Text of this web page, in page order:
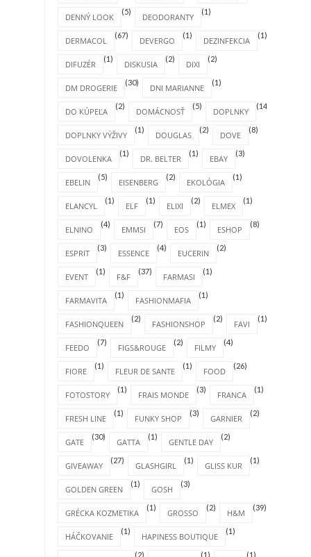
DENNÝ LOOK
(5)
DEODORANTY
(1)
DERMACOL
(67)
DEVERGO
(1)
DEZINFEKCIA
(1)
DIFUZÉR
(1)
DISKUSIA
(2)
DIXI
(2)
DM DROGERIE
(30)
DNI MARIANNE
(1)
DO KÚPEĽA
(2)
DOMÁCNOSŤ
(5)
DOPLNKY
(14)
DOPLNKY VÝŽIVY
(1)
DOUGLAS
(2)
DOVE
(8)
DOVOLENKA
(1)
DR. BELTER
(1)
EBAY
(3)
EBELIN
(5)
EISENBERG
(2)
EKOLÓGIA
(1)
ELANCYL
(1)
ELF
(1)
ELIXI
(2)
ELMEX
(1)
ELNINO
(4)
EMMSI
(7)
EOS
(1)
ESHOP
(8)
ESPRIT
(3)
ESSENCE
(4)
EUCERIN
(2)
EVENT
(1)
F&F
(37)
FARMASI
(1)
FARMAVITA
(1)
FASHIONMAFIA
(1)
FASHIONQUEEN
(2)
FASHIONSHOP
(2)
FAVI
(1)
FEEDO
(7)
FIGS&ROUGE
(2)
FILMY
(4)
FIORE
(1)
FLEUR DE SANTE
(1)
FOOD
(26)
FOTOSTORY
(1)
FRAIS MONDE
(3)
FRANCA
(1)
FRESH LINE
(1)
FUNKY SHOP
(3)
GARNIER
(2)
GATE
(30)
GATTA
(1)
GENTLE DAY
(2)
GIVEAWAY
(27)
GLASHGIRL
(1)
GLISS KUR
(1)
GOLDEN GREEN
(1)
GOSH
(3)
GRÉCKA KOZMETIKA
(1)
GROSSO
(2)
H&M
(39)
HÁČKOVANIE
(1)
HAPINESS BOUTIQUE
(1)
(2) (1) (1)